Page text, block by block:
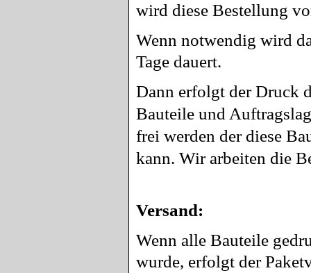
wird diese Bestellung
Wenn notwendig wird
Tage dauert.
Dann erfolgt der Druck
Bauteile und
frei werden der diese
kann. Wir arbeiten die
Versand:
Wenn alle Bauteile
wurde, erfolgt der